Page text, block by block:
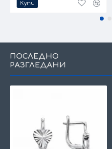
Купи
ПОСЛЕДНО
РАЗГЛЕДАНИ